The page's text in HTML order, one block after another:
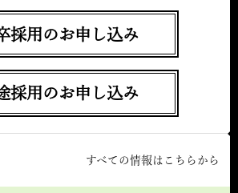
採用のお申し込み
採用のお申し込み
すべての情報はこちらから